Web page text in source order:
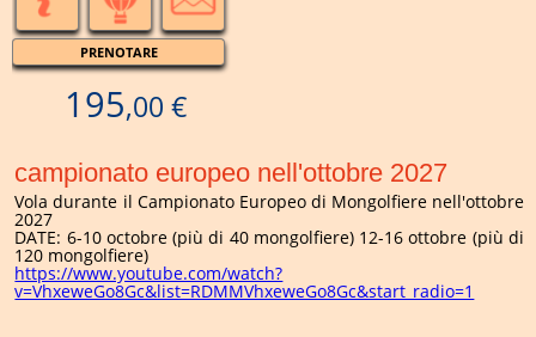
PRENOTARE
195,00 €
campionato europeo nell'ottobre 2027
Vola durante il Campionato Europeo di Mongolfiere nell'ottobre
2027
DATE: 6-10 octobre (più di 40 mongolfiere) 12-16 ottobre (più di
120 mongolfiere)
https://www.youtube.com/watch?
v=VhxeweGo8Gc&list=RDMMVhxeweGo8Gc&start_radio=1